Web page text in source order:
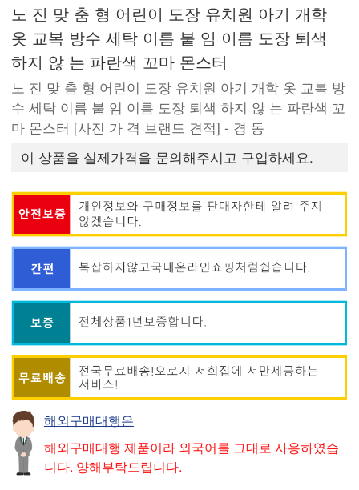
노 진 맞 춤 형 어린이 도장 유치원 아기 개학
옷 교복 방수 세탁 이름 붙 임 이름 도장 퇴색
하지 않 는 파란색 꼬마 몬스터
노 진 맞 춤 형 어린이 도장 유치원 아기 개학 옷 교복 방
수 세탁 이름 붙 임 이름 도장 퇴색 하지 않 는 파란색 꼬
마 몬스터 [사진 가 격 브랜드 견적] - 경 동
이 상품을 실제가격을 문의해주시고 구입하세요.
해외구매대행은
해외구매대행 제품이라 외국어를 그대로 사용하였습
니다. 양해부탁드립니다.